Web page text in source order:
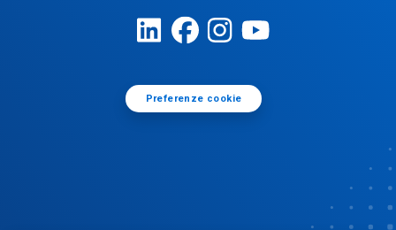
Preferenze cookie